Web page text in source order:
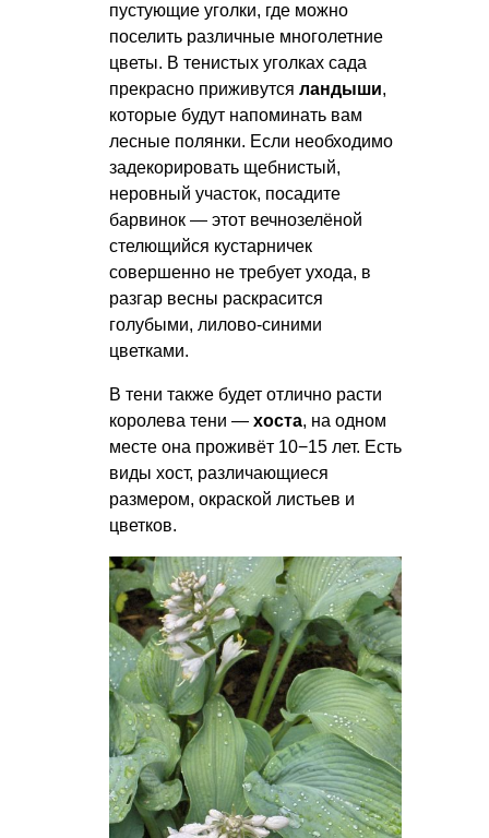
пустующие уголки, где можно
поселить различные многолетние
цветы. В тенистых уголках сада
прекрасно приживутся ландыши,
которые будут напоминать вам
лесные полянки. Если необходимо
задекорировать щебнистый,
неровный участок, посадите
барвинок — этот вечнозелёной
стелющийся кустарничек
совершенно не требует ухода, в
разгар весны раскрасится
голубыми, лилово-синими
цветками.
В тени также будет отлично расти
королева тени — хоста, на одном
месте она проживёт 10−15 лет. Есть
виды хост, различающиеся
размером, окраской листьев и
цветков.